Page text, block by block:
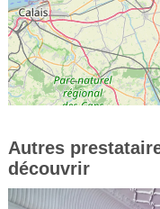
Autres
découvrir